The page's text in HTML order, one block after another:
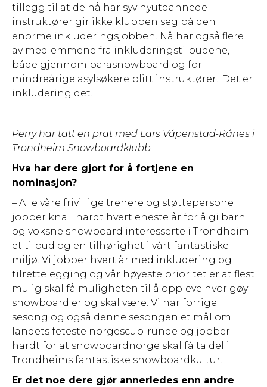
tillegg til at de nå har syv nyutdannede
instruktører gir ikke klubben seg på den
enorme inkluderingsjobben. Nå har også flere
av medlemmene fra inkluderingstilbudene,
både gjennom parasnowboard og for
mindreårige asylsøkere blitt instruktører! Det er
inkludering det!
Perry har tatt en prat med Lars Våpenstad-Rånes i
Trondheim Snowboardklubb
Hva har dere gjort for å fortjene en
nominasjon?
– Alle våre frivillige trenere og støttepersonell
jobber knall hardt hvert eneste år for å gi barn
og voksne snowboard interesserte i Trondheim
et tilbud og en tilhørighet i vårt fantastiske
miljø. Vi jobber hvert år med inkludering og
tilrettelegging og vår høyeste prioritet er at flest
mulig skal få muligheten til å oppleve hvor gøy
snowboard er og skal være. Vi har forrige
sesong og også denne sesongen et mål om
landets feteste norgescup-runde og jobber
hardt for at snowboardnorge skal få ta del i
Trondheims fantastiske snowboardkultur.
Er det noe dere gjør annerledes enn andre